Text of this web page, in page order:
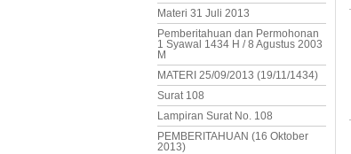
Materi 31 Juli 2013
Pemberitahuan dan Permohonan
1 Syawal 1434 H / 8 Agustus 2003
M
MATERI 25/09/2013 (19/11/1434)
Surat 108
Lampiran Surat No. 108
PEMBERITAHUAN (16 Oktober
2013)